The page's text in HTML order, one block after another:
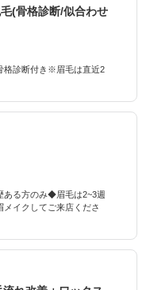
(骨格診断/似合わせ
格診断付き※眉毛は直近2
ある方のみ◆眉毛は2~3週
イクしてご来店くださ